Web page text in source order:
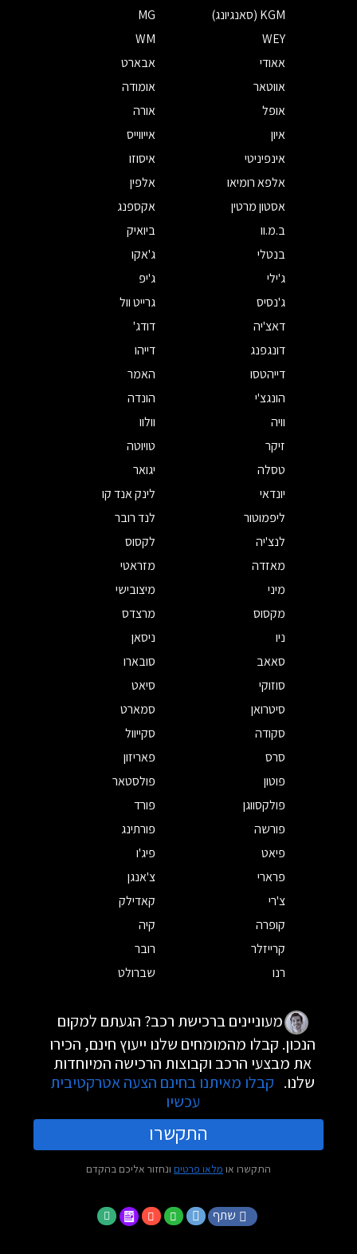
KGM (סאנגיונג)
MG
WEY
WM
אאודי
אבארט
אווטאר
אומודה
אופל
אורה
איון
אייווייס
אינפיניטי
איסוזו
אלפא רומיאו
אלפין
אסטון מרטין
אקספנג
ב.מ.וו
ביואיק
בנטלי
ג'אקו
ג'ילי
ג'יפ
ג'נסיס
גרייט וול
דאצ'יה
דודג'
דונגפנג
דייהו
דייהטסו
האמר
הונגצ'י
הונדה
וויה
וולוו
זיקר
טויוטה
טסלה
יגואר
יונדאי
לינק אנד קו
ליפמוטור
לנד רובר
לנצ'יה
לקסוס
מאזדה
מזראטי
מיני
מיצובישי
מקסוס
מרצדס
ניו
ניסאן
סאאב
סובארו
סוזוקי
סיאט
סיטרואן
סמארט
סקודה
סקייוול
סרס
פאריזון
פוטון
פולסטאר
פולקסווגן
פורד
פורשה
פורתינג
פיאט
פיג'ו
פרארי
צ'אנגן
צ'רי
קאדילק
קופרה
קיה
קרייזלר
רובר
רנו
שברולט
מעוניינים ברכישת רכב? הגעתם למקום
הנכון. קבלו מהמומחים שלנו ייעוץ חינם, הכירו
את מבצעי הרכב וקבוצות הרכישה המיוחדות
שלנו. קבלו מאיתנו בחינם הצעה אטרקטיבית
עכשיו
התקשרו
התקשרו או מלאו פרטים ונחזור אליכם בהקדם
שתף